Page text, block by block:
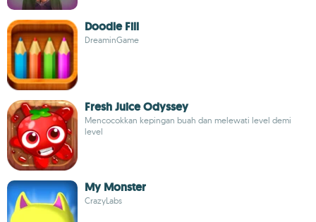
Doodle Fill
DreaminGame
Fresh Juice Odyssey
Mencocokkan kepingan buah dan melewati level demi
level
My Monster
CrazyLabs